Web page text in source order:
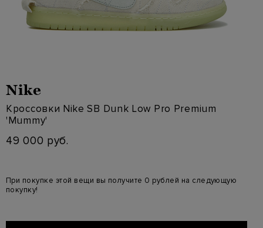
Nike
Кроссовки Nike SB Dunk Low Pro Premium
'Mummy'
49 000 руб.
При покупке этой вещи вы получите 0 рублей на следующую
покупку!